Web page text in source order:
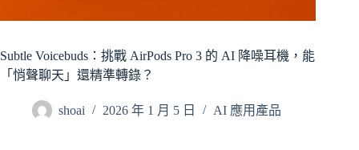
Subtle Voicebuds：挑戰 AirPods Pro 3 的 AI 降噪耳機，能
「悄聲聊天」還精準轉錄？
shoai 2026 年 1 月 5 日 AI 應用產品